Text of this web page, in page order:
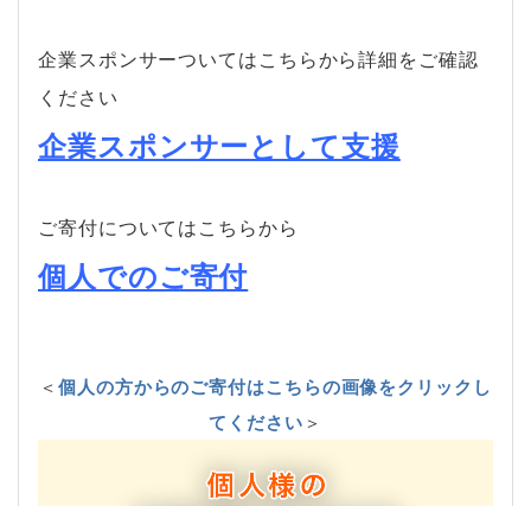
企業スポンサーついてはこちらから詳細をご確認
ください
企業スポンサーとして支援
ご寄付についてはこちらから
個人でのご寄付
＜個人の方からのご寄付はこちらの画像をクリックし
てください＞